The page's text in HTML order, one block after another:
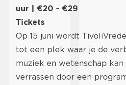
uur | €20 - €29
Tickets
Op 15 juni wordt
tot een plek waar je de
muziek en wetenschap kan
verrassen door een